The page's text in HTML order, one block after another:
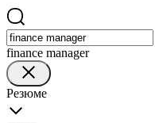
finance manager
Резюме